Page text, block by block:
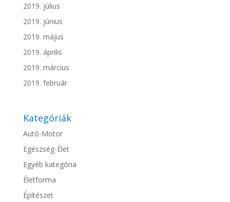
2019. július
2019. június
2019. május
2019. április
2019. március
2019. február
Kategóriák
Autó-Motor
Egészség-Élet
Egyéb kategória
Életforma
Építészet